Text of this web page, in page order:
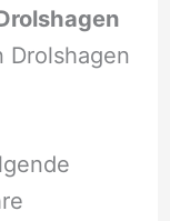
Drolshagen